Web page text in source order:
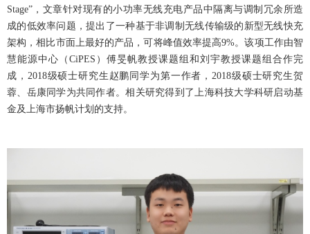
Stage”，文章针对现有的小功率无线充电产品中隔离与调制冗余所造
成的低效率问题，提出了一种基于非调制无线传输级的新型无线快充
架构，相比市面上最好的产品，可将峰值效率提高9%。该项工作由智
慧能源中心（CiPES）傅旻帆教授课题组和刘宇教授课题组合作完
成，2018级硕士研究生赵鹏同学为第一作者，2018级硕士研究生贺
蓉、岳康同学为共同作者。相关研究得到了上海科技大学科研启动基
金及上海市扬帆计划的支持。